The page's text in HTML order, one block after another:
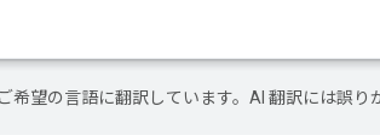
希望の言語に翻訳しています。AI 翻訳には誤り